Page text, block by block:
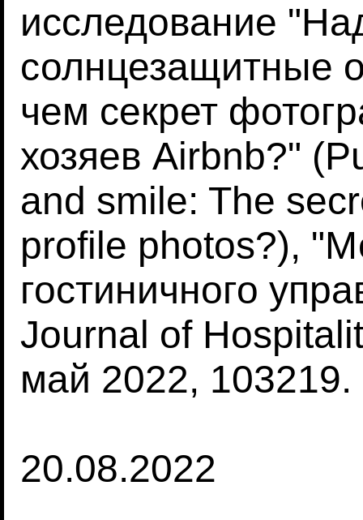
исследование
солнцезащитные
чем секрет
хозяев Airbnb?"
and smile: The
profile photos?),
гостиничного
Journal of
май 2022, 103219.
20.08.2022